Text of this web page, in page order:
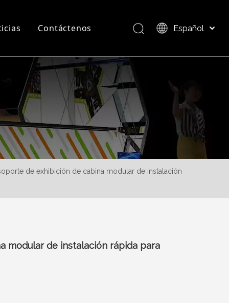
Preguntas más frecuentes
Descripción del producto
Contáctenos Español
العربية
日本語
Pусский
Nederlands
Português
Français
简体中文
de exhibición de cabina modular de instalación
modular de instalación rápida para